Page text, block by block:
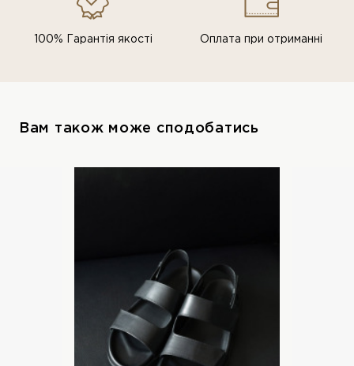
100% Гарантія якості Оплата при отриманні
Вам також може сподобатись